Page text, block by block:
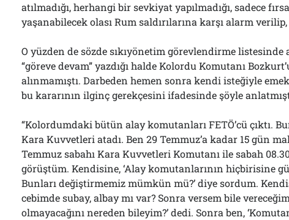
atılmadığı, herhangi bir sevkiyat yapılmadığı, sadece
yaşanabilecek olası Rum saldırılarına karşı alarm verilip,
O yüzden de sözde sıkıyönetim görevlendirme listesinde
“göreve devam” yazdığı halde Kolordu Komutanı
alınmamıştı. Darbeden hemen sonra kendi isteğiyle
bu kararının ilginç gerekçesini ifadesinde şöyle
“Kolordumdaki bütün alay komutanları FETÖ’cü çıktı.
Kara Kuvvetleri atadı. Ben 29 Temmuz’a kadar 15 gün
Temmuz sabahı Kara Kuvvetleri Komutanı ile sabah
görüştüm. Kendisine, ‘Alay komutanlarının hiçbirisine
Bunları değiştirmemiz mümkün mü?’ diye sordum.
cebimde subay, albay mı var? Sonra versem bile
olmayacağını nereden bileyim?’ dedi. Sonra ben,